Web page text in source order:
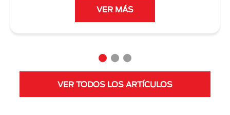
VER MÁS
VER TODOS LOS ARTÍCULOS